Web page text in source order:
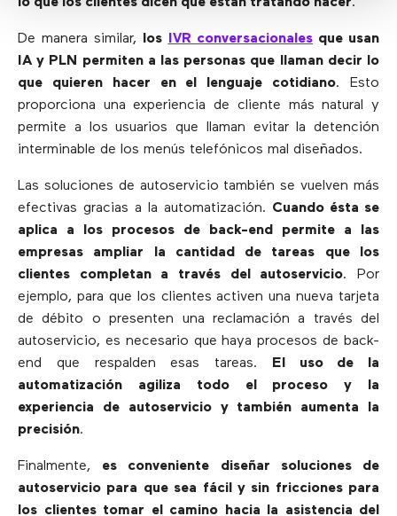
De manera similar, los IVR conversacionalesque usan
IA y PLN permiten a las personas que llaman decir lo
que quieren hacer en el lenguaje cotidiano. Esto
proporciona una experiencia de cliente más natural y
permite a los usuarios que llaman evitar la detención
interminable de los menús telefónicos mal diseñados.
Las soluciones de autoservicio también se vuelven más
efectivas gracias a la automatización. Cuando ésta se
aplica a los procesos de back-end permite a las
empresas ampliar la cantidad de tareas que los
clientes completan a través del autoservicio. Por
ejemplo, para que los clientes activen una nueva tarjeta
de débito o presenten una reclamación a través del
autoservicio, es necesario que haya procesos de back-
end que respalden esas tareas.
El uso de la
automatización agiliza todo el proceso y la
experiencia de autoservicio y también aumenta la
precisión.
Finalmente, es conveniente diseñar soluciones de
autoservicio para que sea fácil y sin fricciones para
los clientes tomar el camino hacia la asistencia del